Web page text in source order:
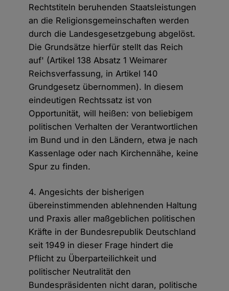
Rechtstiteln beruhenden Staatsleistungen
an die Religionsgemeinschaften werden
durch die Landesgesetzgebung abgelöst.
Die Grundsätze hierfür stellt das Reich
auf' (Artikel 138 Absatz 1 Weimarer
Reichsverfassung, in Artikel 140
Grundgesetz übernommen). In diesem
eindeutigen Rechtssatz ist von
Opportunität, will heißen: von beliebigem
politischen Verhalten der Verantwortlichen
im Bund und in den Ländern, etwa je nach
Kassenlage oder nach Kirchennähe, keine
Spur zu finden.
4. Angesichts der bisherigen
übereinstimmenden ablehnenden Haltung
und Praxis aller maßgeblichen politischen
Kräfte in der Bundesrepublik Deutschland
seit 1949 in dieser Frage hindert die
Pflicht zu Überparteilichkeit und
politischer Neutralität den
Bundespräsidenten nicht daran, politische